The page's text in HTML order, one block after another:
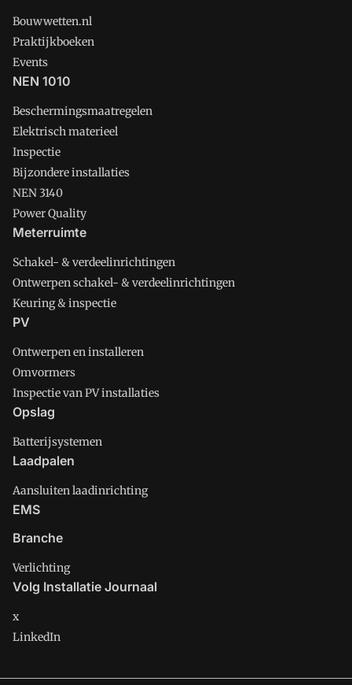
Bouwwetten.nl
Praktijkboeken
Events
NEN 1010
Beschermingsmaatregelen
Elektrisch materieel
Inspectie
Bijzondere installaties
NEN 3140
Power Quality
Meterruimte
Schakel- & verdeelinrichtingen
Ontwerpen schakel- & verdeelinrichtingen
Keuring & inspectie
PV
Ontwerpen en installeren
Omvormers
Inspectie van PV installaties
Opslag
Batterijsystemen
Laadpalen
Aansluiten laadinrichting
EMS
Branche
Verlichting
Volg Installatie Journaal
x
LinkedIn